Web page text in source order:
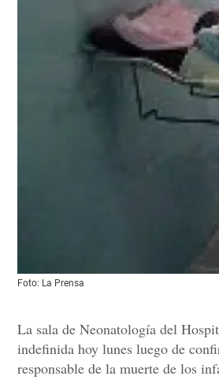
Foto: La Prensa
La sala de Neonatología del
indefinida hoy lunes luego de
responsable de la muerte de los